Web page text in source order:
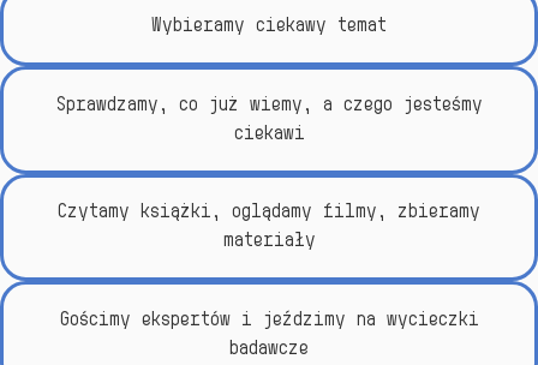
Wybieramy ciekawy temat
Sprawdzamy, co już wiemy, a czego jesteśmy
ciekawi
Czytamy książki, oglądamy filmy, zbieramy
materiały
Gościmy ekspertów i jeździmy na wycieczki
badawcze